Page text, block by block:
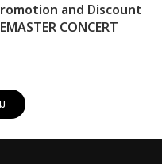
and Discount
CONCERT